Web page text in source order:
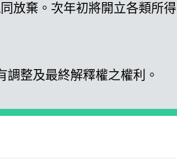
放棄。次年初將開立各類所得
整及最終解釋權之權利。